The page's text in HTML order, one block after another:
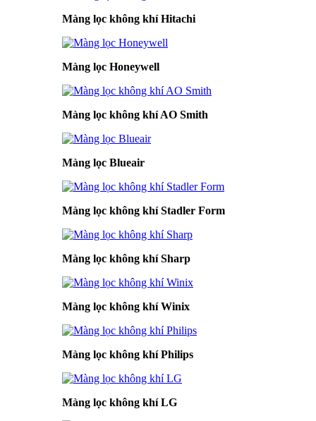
Màng lọc không khí Hitachi
Màng lọc Honeywell
Màng lọc không khí AO Smith
Màng lọc Blueair
Màng lọc không khí Stadler Form
Màng lọc không khí Sharp
Màng lọc không khí Winix
Màng lọc không khí Philips
Màng lọc không khí LG